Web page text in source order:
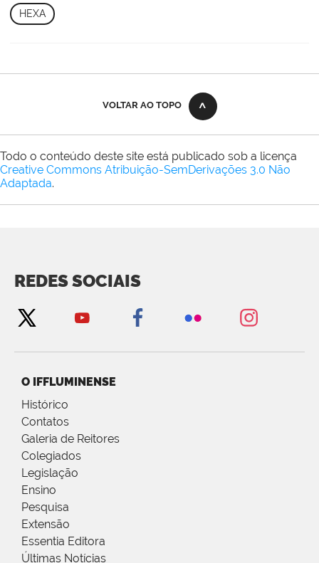
HEXA
VOLTAR AO TOPO
Todo o conteúdo deste site está publicado sob a licença
Creative Commons Atribuição-SemDerivações 3.0 Não
Adaptada.
REDES SOCIAIS
O IFFLUMINENSE
Histórico
Contatos
Galeria de Reitores
Colegiados
Legislação
Ensino
Pesquisa
Extensão
Essentia Editora
Últimas Notícias